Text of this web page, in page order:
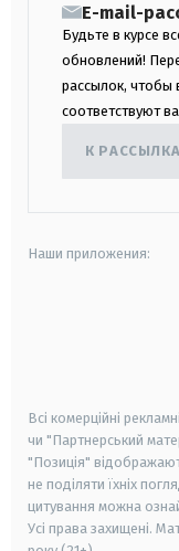
E-mail-
Будьте в курсе
обновлений!
рассылок, чтобы
соответствуют
К
Наши приложения:
Всі комерційні
чи "Партнерський
"Позиція"
не поділяти їхніх
цитування можна
Усі права захищені.